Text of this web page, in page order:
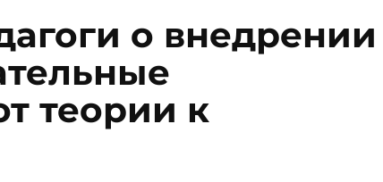
о внедрении
теории к